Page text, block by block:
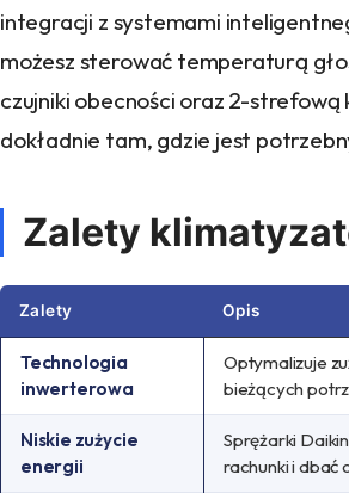
integracji z systemami
możesz sterować temperaturą
czujniki obecności oraz 2-
dokładnie tam, gdzie jest
Zalety
Zalety Opis
Technologia
inwerterowa
Optymalizuje
bieżących
Niskie zużycie
energii
Sprężarki
rachunki i dbać